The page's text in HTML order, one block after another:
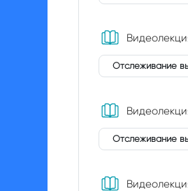
Отслеживание
Отслеживание